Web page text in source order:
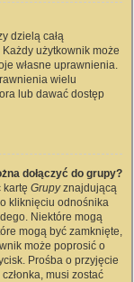
dzielą całą
Każdy użytkownik może
własne uprawnienia.
wielu
lub dawać dostęp
dołączyć do grupy?
kartę Grupyznajdującą
kliknięciu odnośnika
Niektóre mogą
mogą być zamknięte,
może poprosić o
Prośba o przyjęcie
musi zostać